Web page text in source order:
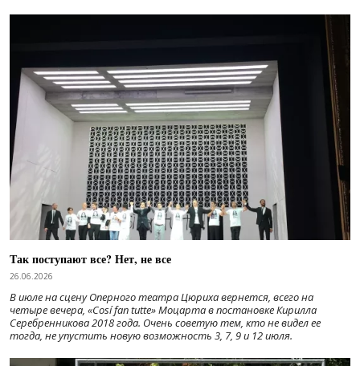
Так поступают все? Нет, не все
26.06.2026
В июле на сцену Оперного театра Цюриха вернется, всего на
четыре вечера, «Cosí fan tutte» Моцарта в постановке Кирилла
Серебренникова 2018 года. Очень советую тем, кто не видел ее
тогда, не упустить новую возможность 3, 7, 9 и 12 июля.